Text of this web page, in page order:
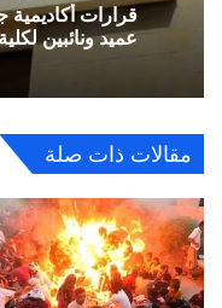
قرارات
عميد ونائبين
مقالات ذات صلة